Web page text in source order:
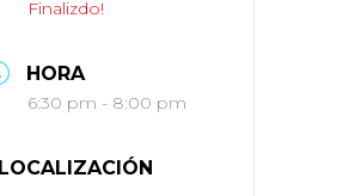
Finalizdo!
HORA
6:30 pm - 8:00 pm
LOCALIZACIÓN